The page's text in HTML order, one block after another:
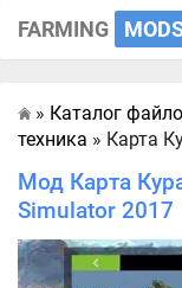
FARMING
» Каталог
техника » Карта
Мод Карта
Simulator 2017